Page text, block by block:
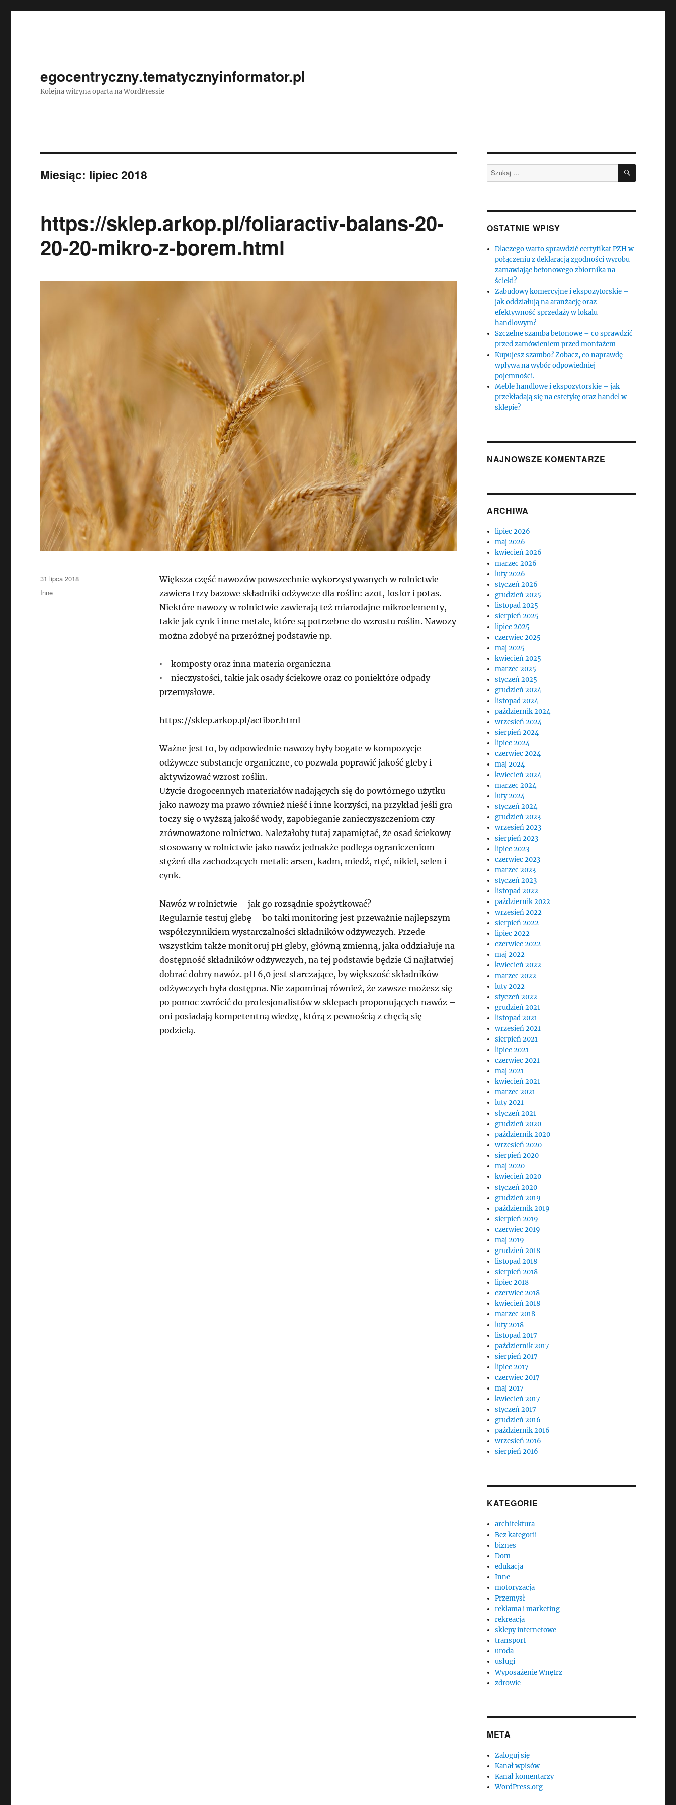
egocentryczny.tematycznyinformator.pl
Kolejna witryna oparta na WordPressie
Miesiąc: lipiec 2018
https://sklep.arkop.pl/foliaractiv-balans-20-
20-20-mikro-z-borem.html
Większa część nawozów powszechnie wykorzystywanych w rolnictwie
zawiera trzy bazowe składniki odżywcze dla roślin: azot, fosfor i potas.
Niektóre nawozy w rolnictwie zawierają też miarodajne mikroelementy,
takie jak cynk i inne metale, które są potrzebne do wzrostu roślin. Nawozy
można zdobyć na przeróżnej podstawie np.
• komposty oraz inna materia organiczna
• nieczystości, takie jak osady ściekowe oraz co poniektóre odpady
przemysłowe.
https://sklep.arkop.pl/actibor.html
Ważne jest to, by odpowiednie nawozy były bogate w kompozycje
odżywcze substancje organiczne, co pozwala poprawić jakość gleby i
aktywizować wzrost roślin.
Użycie drogocennych materiałów nadających się do powtórnego użytku
jako nawozy ma prawo również nieść i inne korzyści, na przykład jeśli gra
toczy się o wyższą jakość wody, zapobieganie zanieczyszczeniom czy
zrównoważone rolnictwo. Należałoby tutaj zapamiętać, że osad ściekowy
stosowany w rolnictwie jako nawóz jednakże podlega ograniczeniom
stężeń dla zachodzących metali: arsen, kadm, miedź, rtęć, nikiel, selen i
cynk.
Nawóz w rolnictwie – jak go rozsądnie spożytkować?
Regularnie testuj glebę – bo taki monitoring jest przeważnie najlepszym
współczynnikiem wystarczalności składników odżywczych. Przede
wszystkim także monitoruj pH gleby, główną zmienną, jaka oddziałuje na
dostępność składników odżywczych, na tej podstawie będzie Ci najłatwiej
dobrać dobry nawóz. pH 6,0 jest starczające, by większość składników
odżywczych była dostępna. Nie zapominaj również, że zawsze możesz się
po pomoc zwrócić do profesjonalistów w sklepach proponujących nawóz –
oni posiadają kompetentną wiedzę, którą z pewnością z chęcią się
podzielą.
Data
publikacji
31 lipca 2018
Kategorie
Inne
Szukaj: SZUKAJ
OSTATNIE WPISY
Dlaczego warto sprawdzić certyfikat PZH w
połączeniu z deklaracją zgodności wyrobu
zamawiając betonowego zbiornika na
ścieki?
Zabudowy komercyjne i ekspozytorskie –
jak oddziałują na aranżację oraz
efektywność sprzedaży w lokalu
handlowym?
Szczelne szamba betonowe – co sprawdzić
przed zamówieniem przed montażem
Kupujesz szambo? Zobacz, co naprawdę
wpływa na wybór odpowiedniej
pojemności.
Meble handlowe i ekspozytorskie – jak
przekładają się na estetykę oraz handel w
sklepie?
NAJNOWSZE KOMENTARZE
ARCHIWA
lipiec 2026
maj 2026
kwiecień 2026
marzec 2026
luty 2026
styczeń 2026
grudzień 2025
listopad 2025
sierpień 2025
lipiec 2025
czerwiec 2025
maj 2025
kwiecień 2025
marzec 2025
styczeń 2025
grudzień 2024
listopad 2024
październik 2024
wrzesień 2024
sierpień 2024
lipiec 2024
czerwiec 2024
maj 2024
kwiecień 2024
marzec 2024
luty 2024
styczeń 2024
grudzień 2023
wrzesień 2023
sierpień 2023
lipiec 2023
czerwiec 2023
marzec 2023
styczeń 2023
listopad 2022
październik 2022
wrzesień 2022
sierpień 2022
lipiec 2022
czerwiec 2022
maj 2022
kwiecień 2022
marzec 2022
luty 2022
styczeń 2022
grudzień 2021
listopad 2021
wrzesień 2021
sierpień 2021
lipiec 2021
czerwiec 2021
maj 2021
kwiecień 2021
marzec 2021
luty 2021
styczeń 2021
grudzień 2020
październik 2020
wrzesień 2020
sierpień 2020
maj 2020
kwiecień 2020
styczeń 2020
grudzień 2019
październik 2019
sierpień 2019
czerwiec 2019
maj 2019
grudzień 2018
listopad 2018
sierpień 2018
lipiec 2018
czerwiec 2018
kwiecień 2018
marzec 2018
luty 2018
listopad 2017
październik 2017
sierpień 2017
lipiec 2017
czerwiec 2017
maj 2017
kwiecień 2017
styczeń 2017
grudzień 2016
październik 2016
wrzesień 2016
sierpień 2016
KATEGORIE
architektura
Bez kategorii
biznes
Dom
edukacja
Inne
motoryzacja
Przemysł
reklama i marketing
rekreacja
sklepy internetowe
transport
uroda
usługi
Wyposażenie Wnętrz
zdrowie
META
Zaloguj się
Kanał wpisów
Kanał komentarzy
WordPress.org